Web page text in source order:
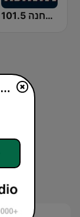
התחנה 101.5
Radio Haifa (רדיו חיפה) en ligne